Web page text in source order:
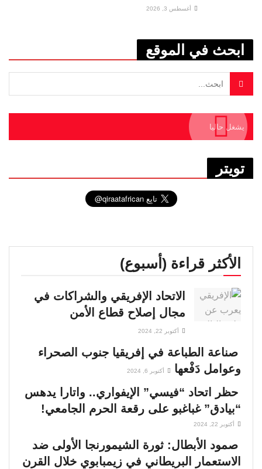
أغسطس 3, 2026
ابحث في الموقع
يشغل حاليا
تويتر
الأكثر قراءة (أسبوع)
الاتحاد الإفريقي والشراكات في
مجال إصلاح قطاع الأمن
أكتوبر 22, 2024
صناعة الطباعة في إفريقيا جنوب الصحراء
وعوامل دَفْعها
أكتوبر 6, 2024
حظر اتحاد “فيسي” الإيفواري.. واتارا يدهس
“بيادق” غباغبو على رقعة الحرم الجامعي!
أكتوبر 22, 2024
صمود الأبطال: ثورة الشيمورنجا الأولى ضد
الاستعمار البريطاني في زيمبابوي خلال القرن